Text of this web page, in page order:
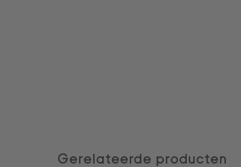
Gerelateerde producten